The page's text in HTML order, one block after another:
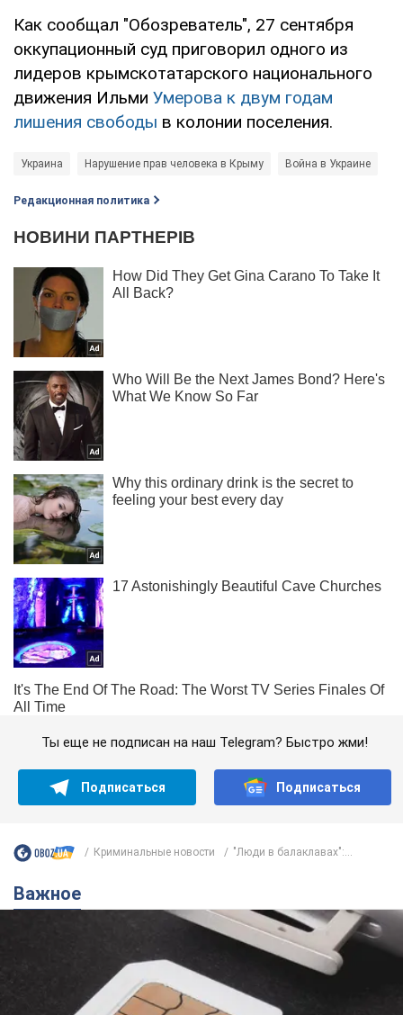
Как сообщал "Обозреватель", 27 сентября
оккупационный суд приговорил одного из
лидеров крымскотатарского национального
движения Ильми Умерова к двум годам
лишения свободы в колонии поселения.
Украина Нарушение прав человека в Крыму Война в Украине
Редакционная политика
Ты еще не подписан на наш Telegram? Быстро жми!
Подписаться Подписаться
Криминальные новости "Люди в балаклавах":...
Важное